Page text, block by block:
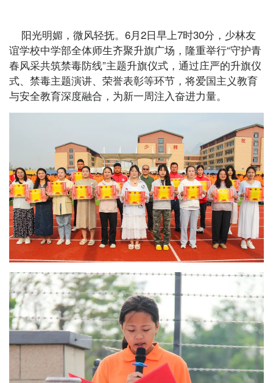
阳光明媚，微风轻抚。6月2日早上7时30分，少林友
谊学校中学部全体师生齐聚升旗广场，隆重举行“守护青
春风采共筑禁毒防线”主题升旗仪式，通过庄严的升旗仪
式、禁毒主题演讲、荣誉表彰等环节，将爱国主义教育
与安全教育深度融合，为新一周注入奋进力量。